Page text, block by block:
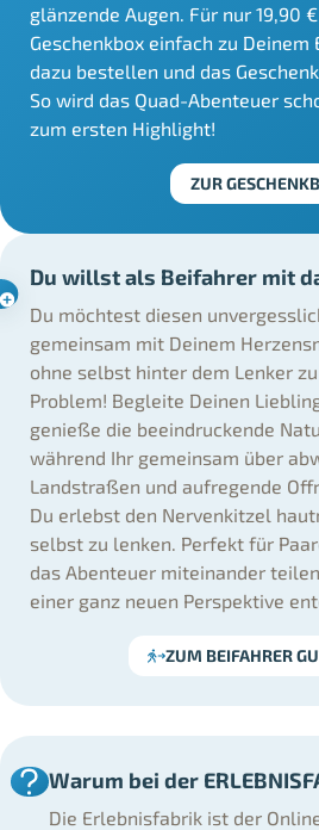
glänzende Augen. Für nur 19,90
Geschenkbox einfach zu Deinem
dazu bestellen und das
So wird das Quad-Abenteuer
zum ersten Highlight!
ZUR
Du willst als Beifahrer mit
Du möchtest diesen
gemeinsam mit Deinem
ohne selbst hinter dem Lenker
Problem! Begleite Deinen
genieße die beeindruckende
während Ihr gemeinsam über
Landstraßen und aufregende
Du erlebst den Nervenkitzel
selbst zu lenken. Perfekt für
das Abenteuer miteinander
einer ganz neuen Perspektive
ZUM BEIFAHRER
Warum bei der
Die Erlebnisfabrik ist der